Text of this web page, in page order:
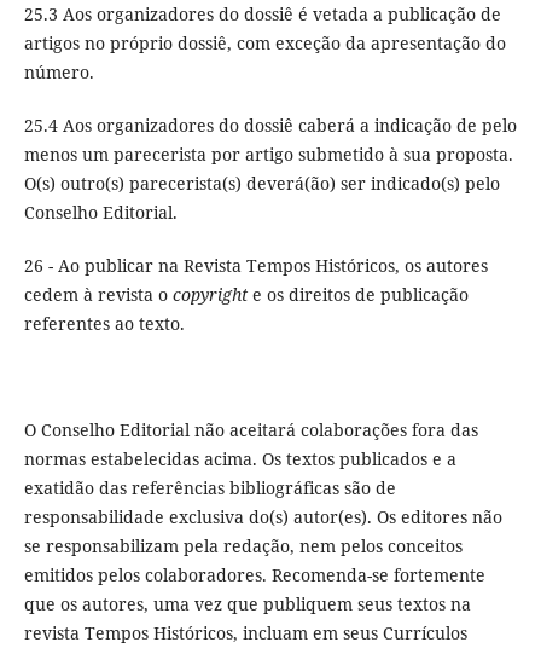
25.3 Aos organizadores do dossiê é vetada a publicação de
artigos no próprio dossiê, com exceção da apresentação do
número.
25.4 Aos organizadores do dossiê caberá a indicação de pelo
menos um parecerista por artigo submetido à sua proposta.
O(s) outro(s) parecerista(s) deverá(ão) ser indicado(s) pelo
Conselho Editorial.
26 - Ao publicar na Revista Tempos Históricos, os autores
cedem à revista o copyright e os direitos de publicação
referentes ao texto.
O Conselho Editorial não aceitará colaborações fora das
normas estabelecidas acima. Os textos publicados e a
exatidão das referências bibliográficas são de
responsabilidade exclusiva do(s) autor(es). Os editores não
se responsabilizam pela redação, nem pelos conceitos
emitidos pelos colaboradores. Recomenda-se fortemente
que os autores, uma vez que publiquem seus textos na
revista Tempos Históricos, incluam em seus Currículos